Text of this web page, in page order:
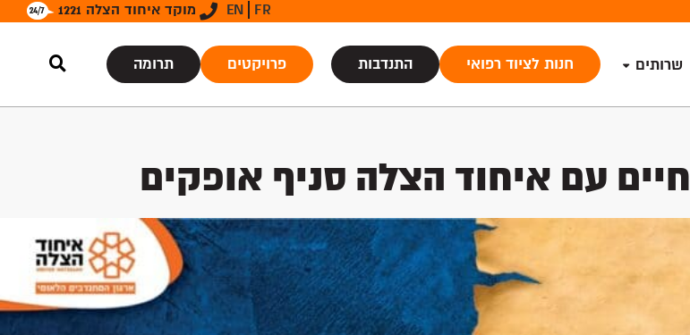
מוקד איחוד הצלה 1221 EN FR
שרותים חנות לציוד רפואי התנדבות פרויקטים תרומה
עם איחוד הצלה סניף אופקים